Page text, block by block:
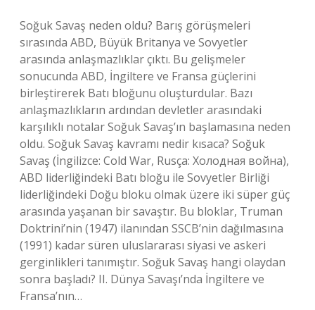
Soğuk Savaş neden oldu? Barış görüşmeleri
sırasında ABD, Büyük Britanya ve Sovyetler
arasında anlaşmazlıklar çıktı. Bu gelişmeler
sonucunda ABD, İngiltere ve Fransa güçlerini
birleştirerek Batı bloğunu oluşturdular. Bazı
anlaşmazlıkların ardından devletler arasındaki
karşılıklı notalar Soğuk Savaş’ın başlamasına neden
oldu. Soğuk Savaş kavramı nedir kısaca? Soğuk
Savaş (İngilizce: Cold War, Rusça: Холодная война),
ABD liderliğindeki Batı bloğu ile Sovyetler Birliği
liderliğindeki Doğu bloku olmak üzere iki süper güç
arasında yaşanan bir savaştır. Bu bloklar, Truman
Doktrini’nin (1947) ilanından SSCB’nin dağılmasına
(1991) kadar süren uluslararası siyasi ve askeri
gerginlikleri tanımıştır. Soğuk Savaş hangi olaydan
sonra başladı? II. Dünya Savaşı’nda İngiltere ve
Fransa’nın…